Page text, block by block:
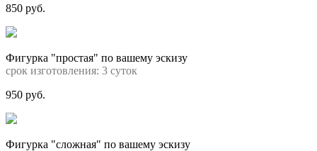
850 руб.
Фигурка "простая" по вашему эскизу
срок изготовления: 3 суток
950 руб.
Фигурка "сложная" по вашему эскизу